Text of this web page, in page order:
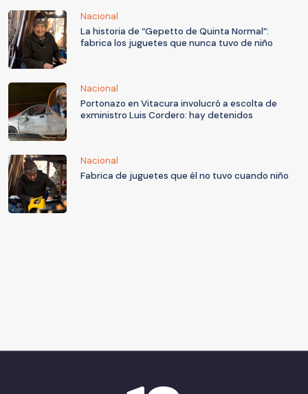
Nacional
La historia de “Gepetto de Quinta Normal”:
fabrica los juguetes que nunca tuvo de niño
Nacional
Portonazo en Vitacura involucró a escolta de
exministro Luis Cordero: hay detenidos
Nacional
Fabrica de juguetes que él no tuvo cuando niño